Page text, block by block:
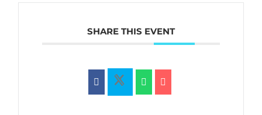
SHARE THIS EVENT